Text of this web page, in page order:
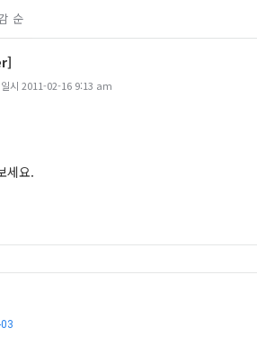
순
일시 2011-02-16 9:13 am
세요.